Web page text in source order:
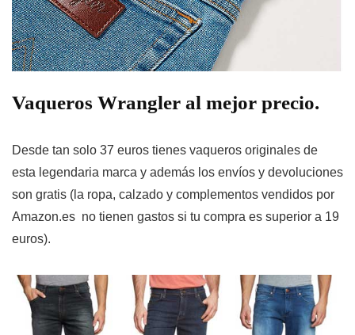
Vaqueros Wrangler al mejor precio.
Desde tan solo 37 euros tienes vaqueros originales de
esta legendaria marca y además los envíos y devoluciones
son gratis (la ropa, calzado y complementos vendidos por
Amazon.es no tienen gastos si tu compra es superior a 19
euros).